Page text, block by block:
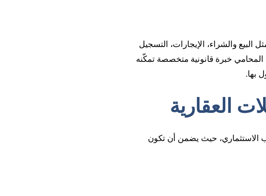
والشراء، الإيجارات، التسجيل
المحامي خبرة قانونية متخصصة تمكّنه
بها.
العقارية
الاستثماري، حيث يضمن أن تكون